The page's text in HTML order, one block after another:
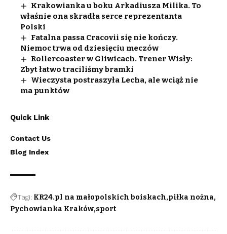
Krakowianka u boku Arkadiusza Milika. To
właśnie ona skradła serce reprezentanta
Polski
Fatalna passa Cracovii się nie kończy.
Niemoc trwa od dziesięciu meczów
Rollercoaster w Gliwicach. Trener Wisły:
Zbyt łatwo traciliśmy bramki
Wieczysta postraszyła Lecha, ale wciąż nie
ma punktów
Quick Link
Contact Us
Blog Index
Tagi: KR24.pl na małopolskich boiskach piłka nożna
Pychowianka Kraków sport